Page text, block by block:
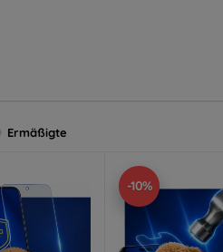
Ermäßigte
-10%